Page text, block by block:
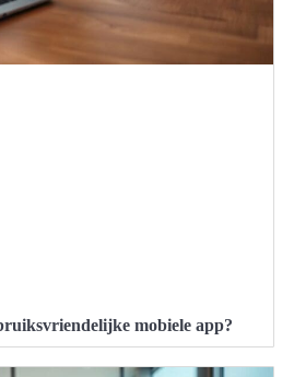
mobiele app?